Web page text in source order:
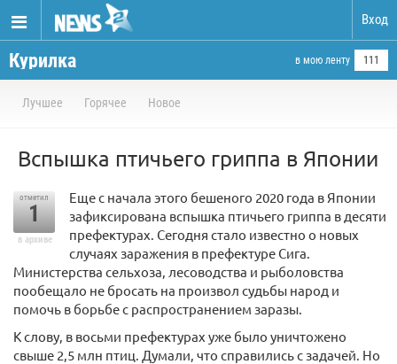
Вход
Курилка в мою ленту 111
Лучшее Горячее Новое
Вспышка птичьего гриппа в Японии
отметил
1
в архиве
Еще с начала этого бешеного 2020 года в Японии
зафиксирована вспышка птичьего гриппа в десяти
префектурах. Сегодня стало известно о новых
случаях заражения в префектуре Сига.
Министерства сельхоза, лесоводства и рыболовства
пообещало не бросать на произвол судьбы народ и
помочь в борьбе с распространением заразы.
К слову, в восьми префектурах уже было уничтожено
свыше 2,5 млн птиц. Думали, что справились с задачей. Но